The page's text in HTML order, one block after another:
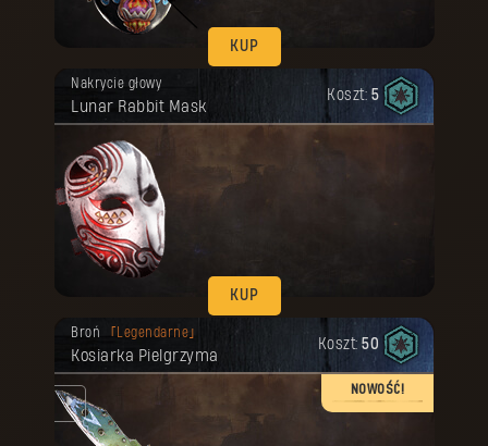
KUP
Nakrycie głowy
Lunar Rabbit Mask
Koszt: 5
KUP
Twoja nagroda została odblokowana.
Broń Legendarne
Kosiarka Pielgrzyma
Koszt: 50
NOWOŚĆ!
Twoja nagroda została odblokowana.